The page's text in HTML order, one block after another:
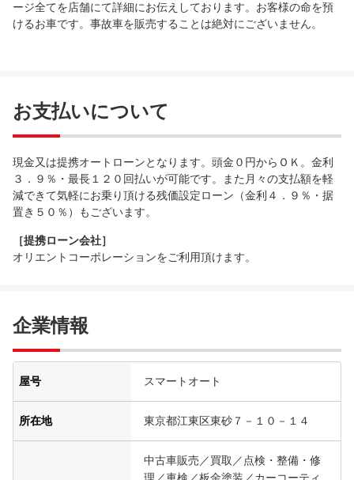
ージ全てを店舗にて詳細にお伝えしております。お客様の命を預
けるお車です。事故車を販売することは絶対にございません。
お支払いについて
現金又は提携オートローンとなります。頭金０円からＯＫ。金利
３．９％・最長１２０回払いが可能です。また月々の支払額を軽
減できて気軽にお乗り頂ける残価設定ローン（金利４．９％・据
置き５０％）もございます。
［提携ローン会社］
オリエントコーポレーションをご利用頂けます。
企業情報
屋号 スマートオート
所在地 東京都江東区東砂７－１０－１４
中古車販売／買取／点検・整備・修